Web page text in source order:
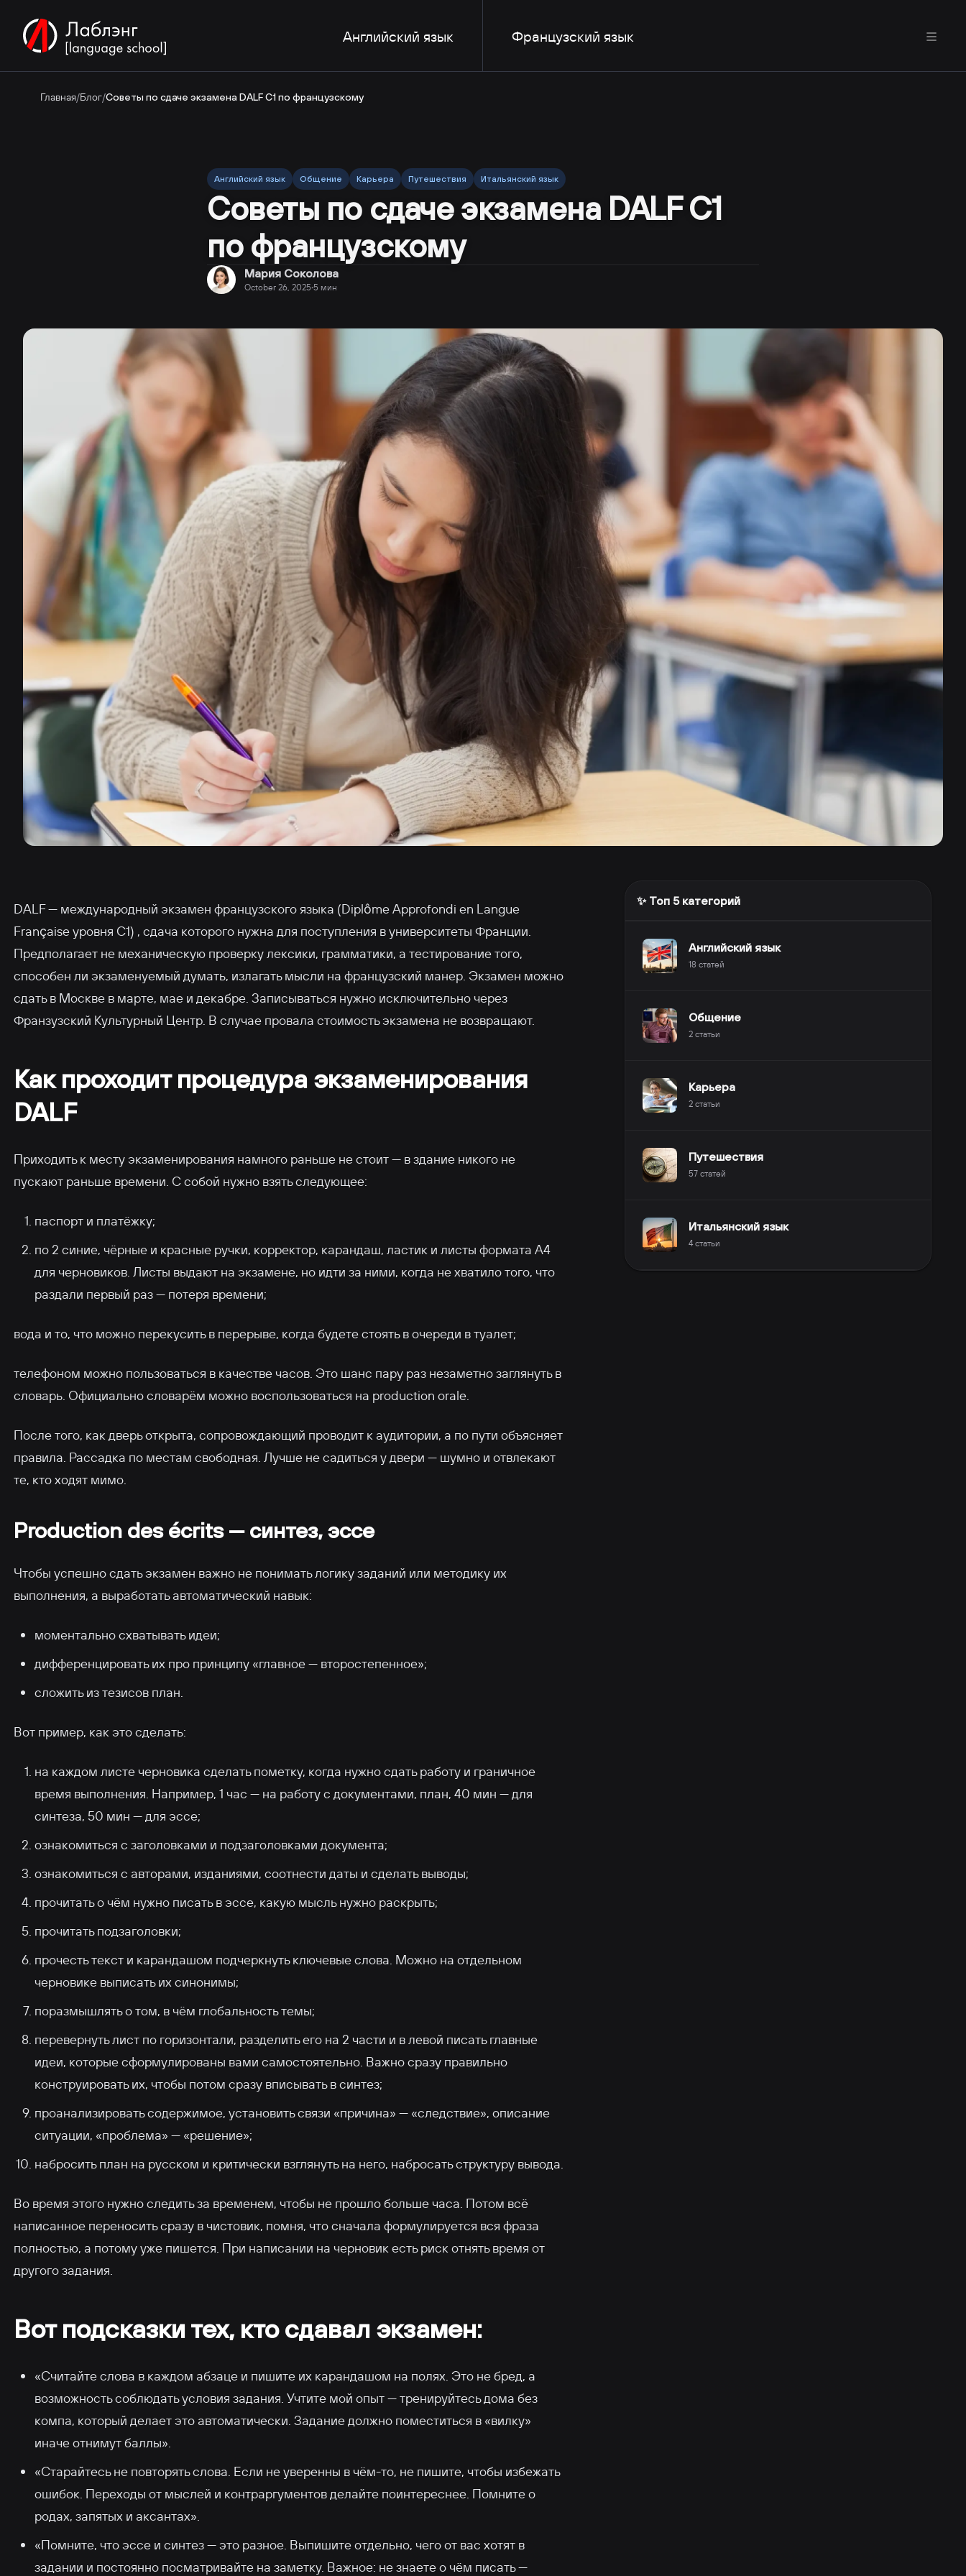
Английский язык Французский язык
Главная/Блог/Советы по сдаче экзамена DALF C1 по французскому
Английский язык Общение Карьера Путешествия Итальянский язык
Советы по сдаче экзамена DALF C1
по французскому
Мария Соколова
October 26, 2025·5 мин
DALF — международный экзамен французского языка (Diplôme Approfondi en Langue
Française уровня C1) , сдача которого нужна для поступления в университеты Франции.
Предполагает не механическую проверку лексики, грамматики, а тестирование того,
способен ли экзаменуемый думать, излагать мысли на французский манер. Экзамен можно
сдать в Москве в марте, мае и декабре. Записываться нужно исключительно через
Франзузский Культурный Центр. В случае провала стоимость экзамена не возвращают.
Как проходит процедура экзаменирования
DALF
Приходить к месту экзаменирования намного раньше не стоит — в здание никого не
пускают раньше времени. С собой нужно взять следующее:
паспорт и платёжку;
по 2 синие, чёрные и красные ручки, корректор, карандаш, ластик и листы формата А4
для черновиков. Листы выдают на экзамене, но идти за ними, когда не хватило того, что
раздали первый раз — потеря времени;
вода и то, что можно перекусить в перерыве, когда будете стоять в очереди в туалет;
телефоном можно пользоваться в качестве часов. Это шанс пару раз незаметно заглянуть в
словарь. Официально словарём можно воспользоваться на production orale.
После того, как дверь открыта, сопровождающий проводит к аудитории, а по пути объясняет
правила. Рассадка по местам свободная. Лучше не садиться у двери — шумно и отвлекают
те, кто ходят мимо.
Production des écrits — синтез, эссе
Чтобы успешно сдать экзамен важно не понимать логику заданий или методику их
выполнения, а выработать автоматический навык:
моментально схватывать идеи;
дифференцировать их про принципу «главное — второстепенное»;
сложить из тезисов план.
Вот пример, как это сделать:
на каждом листе черновика сделать пометку, когда нужно сдать работу и граничное
время выполнения. Например, 1 час — на работу с документами, план, 40 мин — для
синтеза, 50 мин — для эссе;
ознакомиться с заголовками и подзаголовками документа;
ознакомиться с авторами, изданиями, соотнести даты и сделать выводы;
прочитать о чём нужно писать в эссе, какую мысль нужно раскрыть;
прочитать подзаголовки;
прочесть текст и карандашом подчеркнуть ключевые слова. Можно на отдельном
черновике выписать их синонимы;
поразмышлять о том, в чём глобальность темы;
перевернуть лист по горизонтали, разделить его на 2 части и в левой писать главные
идеи, которые сформулированы вами самостоятельно. Важно сразу правильно
конструировать их, чтобы потом сразу вписывать в синтез;
проанализировать содержимое, установить связи «причина» — «следствие», описание
ситуации, «проблема» — «решение»;
набросить план на русском и критически взглянуть на него, набросать структуру вывода.
Во время этого нужно следить за временем, чтобы не прошло больше часа. Потом всё
написанное переносить сразу в чистовик, помня, что сначала формулируется вся фраза
полностью, а потому уже пишется. При написании на черновик есть риск отнять время от
другого задания.
Вот подсказки тех, кто сдавал экзамен:
«Считайте слова в каждом абзаце и пишите их карандашом на полях. Это не бред, а
возможность соблюдать условия задания. Учтите мой опыт — тренируйтесь дома без
компа, который делает это автоматически. Задание должно поместиться в «вилку»
иначе отнимут баллы».
«Старайтесь не повторять слова. Если не уверенны в чём-то, не пишите, чтобы избежать
ошибок. Переходы от мыслей и контраргументов делайте поинтереснее. Помните о
родах, запятых и аксантах».
«Помните, что эссе и синтез — это разное. Выпишите отдельно, чего от вас хотят в
задании и постоянно посматривайте на заметку. Важное: не знаете о чём писать —
✨ Топ 5 категорий
Английский язык
18 статей
Общение
2 статьи
Карьера
2 статьи
Путешествия
57 статей
Итальянский язык
4 статьи